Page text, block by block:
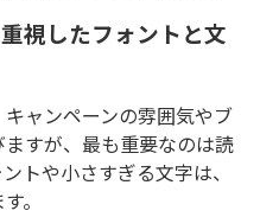
視したフォントと文
ャンペーンの雰囲気やブ
すが、最も重要なのは読
トや小さすぎる文字は、
。